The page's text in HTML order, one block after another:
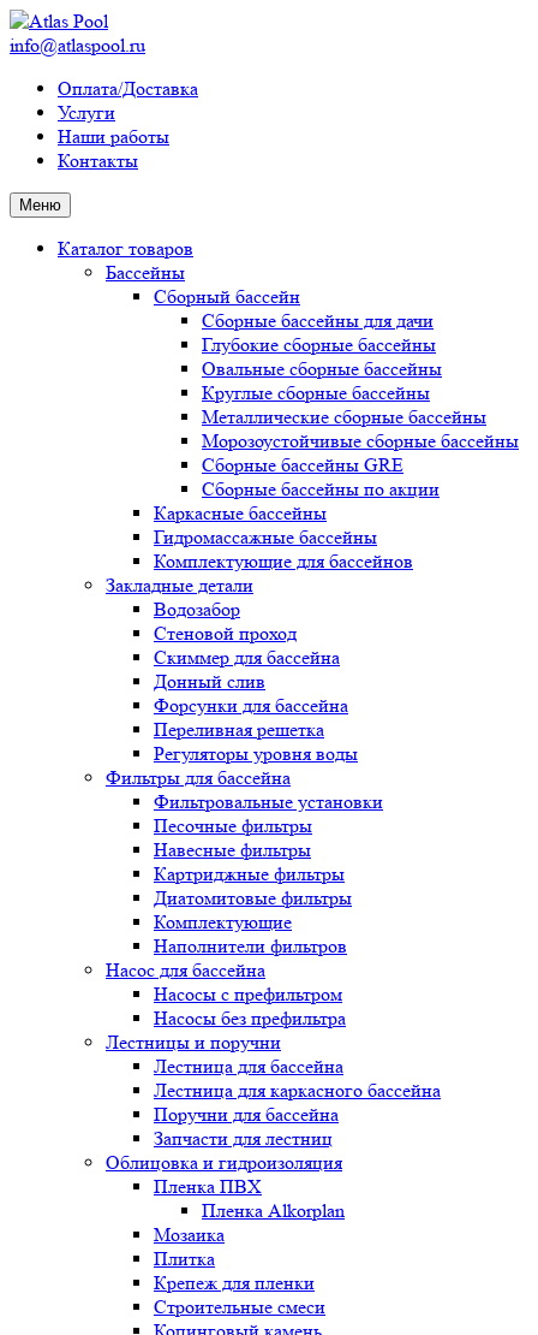
info@atlaspool.ru
Оплата/Доставка
Услуги
Наши работы
Контакты
Меню
Каталог товаров
Бассейны
Сборный бассейн
Сборные бассейны для дачи
Глубокие сборные бассейны
Овальные сборные бассейны
Круглые сборные бассейны
Металлические сборные бассейны
Морозоустойчивые сборные бассейны
Сборные бассейны GRE
Сборные бассейны по акции
Каркасные бассейны
Гидромассажные бассейны
Комплектующие для бассейнов
Закладные детали
Водозабор
Стеновой проход
Скиммер для бассейна
Донный слив
Форсунки для бассейна
Переливная решетка
Регуляторы уровня воды
Фильтры для бассейна
Фильтровальные установки
Песочные фильтры
Навесные фильтры
Картриджные фильтры
Диатомитовые фильтры
Комплектующие
Наполнители фильтров
Насос для бассейна
Насосы с префильтром
Насосы без префильтра
Лестницы и поручни
Лестница для бассейна
Лестница для каркасного бассейна
Поручни для бассейна
Запчасти для лестниц
Облицовка и гидроизоляция
Пленка ПВХ
Пленка Alkorplan
Мозаика
Плитка
Крепеж для пленки
Строительные смеси